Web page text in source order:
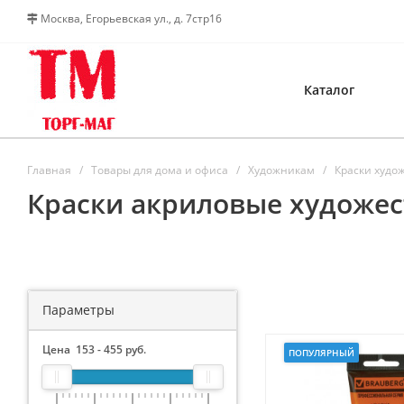
Москва, Егорьевская ул., д. 7стр16
Каталог
Главная Товары для дома и офиса Художникам Краски
Краски акриловые
ПОПУЛЯРНЫЙ
Параметры
Цена 153-455 руб.